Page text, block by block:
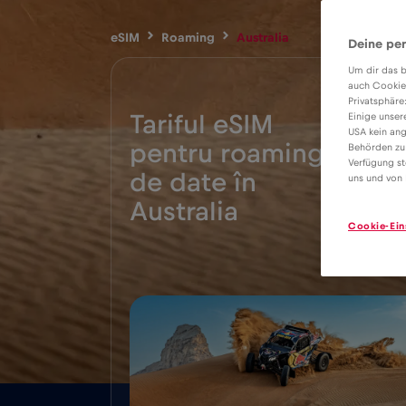
eSIM Roaming Australia
Tariful eSIM
pentru roaming
de date în
Australia
4€
Deine
Um dir das
auch
Einige
USA kein
Behörden
Verfügung
uns und von
Cookie-